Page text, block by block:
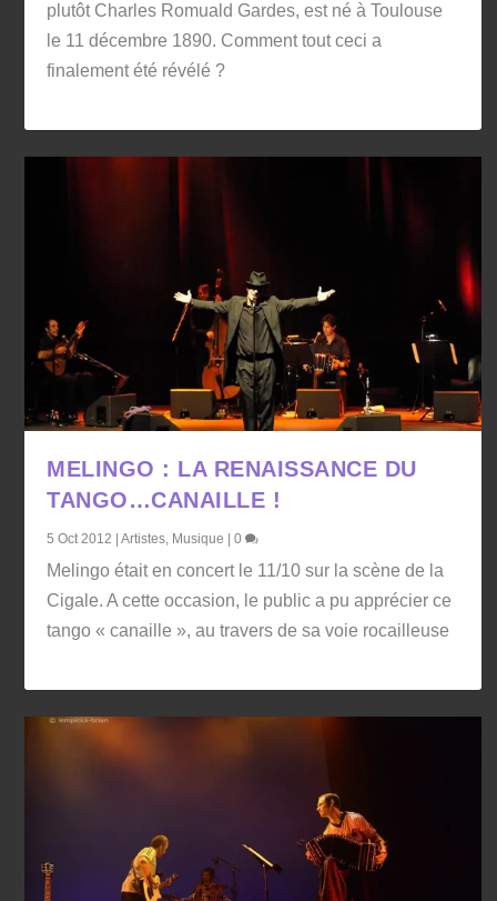
plutôt Charles Romuald Gardes, est né à Toulouse
le 11 décembre 1890. Comment tout ceci a
finalement été révélé ?
MELINGO : LA RENAISSANCE DU
TANGO…CANAILLE !
5 Oct 2012 |Artistes, Musique |0
Melingo était en concert le 11/10 sur la scène de la
Cigale. A cette occasion, le public a pu apprécier ce
tango « canaille », au travers de sa voie rocailleuse